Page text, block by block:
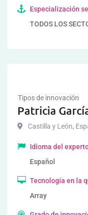
Especialización
TODOS LOS
Tipos de innovación
Patricia
Castilla y León,
Idioma del
Español
Tecnología en la
Array